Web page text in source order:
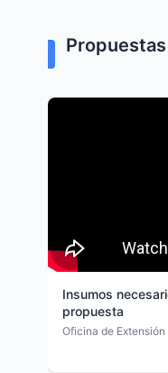
Insumos
propuesta
Oficina de